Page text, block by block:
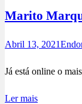
Marito
Abril 13, 2021
Já está online o
Ler mais